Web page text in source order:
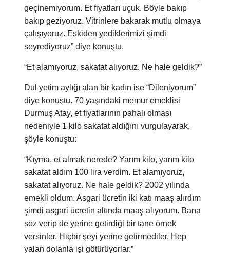
geçinemiyorum. Et fiyatları uçuk. Böyle bakıp
bakıp geziyoruz. Vitrinlere bakarak mutlu olmaya
çalışıyoruz. Eskiden yediklerimizi şimdi
seyrediyoruz” diye konuştu.
“Et alamıyoruz, sakatat alıyoruz. Ne hale geldik?”
Dul yetim aylığı alan bir kadın ise “Dileniyorum”
diye konuştu. 70 yaşındaki memur emeklisi
Durmuş Atay, et fiyatlarının pahalı olması
nedeniyle 1 kilo sakatat aldığını vurgulayarak,
şöyle konuştu:
“Kıyma, et almak nerede? Yarım kilo, yarım kilo
sakatat aldım 100 lira verdim. Et alamıyoruz,
sakatat alıyoruz. Ne hale geldik? 2002 yılında
emekli oldum. Asgari ücretin iki katı maaş alırdım
şimdi asgari ücretin altında maaş alıyorum. Bana
söz verip de yerine getirdiği bir tane örnek
versinler. Hiçbir şeyi yerine getirmediler. Hep
yalan dolanla işi götürüyorlar.”